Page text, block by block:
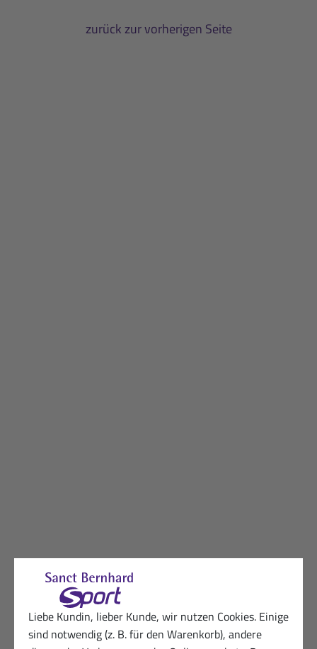
Liebe Kundin, lieber Kunde, wir nutzen Cookies. Einige
sind notwendig (z. B. für den Warenkorb), andere
zurück zur vorherigen Seite